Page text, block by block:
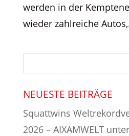
werden in der
wieder zahlreiche
NEUESTE BEITRÄGE
Squattwins
2026 – AIXAMWELT